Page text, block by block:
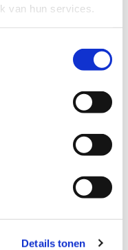
van hun services.
Details tonen
Haaglanden